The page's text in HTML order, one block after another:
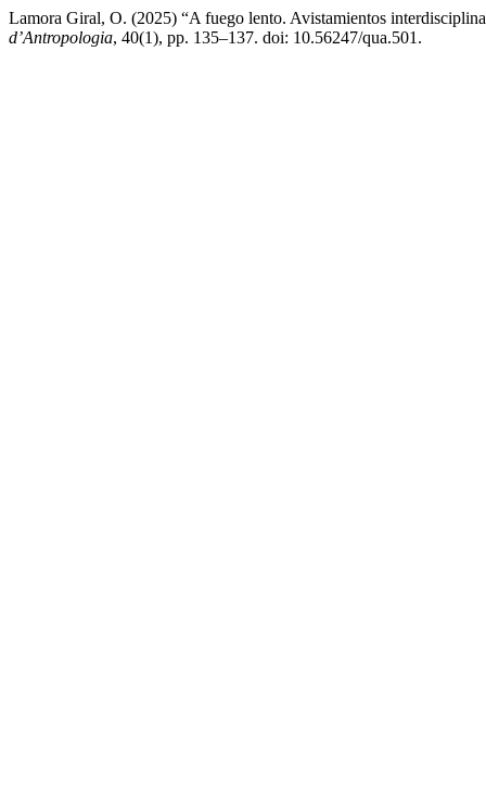
Lamora Giral, O. (2025) “A fuego lento. Avistamientos
d’Antropologia, 40(1), pp. 135–137. doi: 10.56247/qua.501.